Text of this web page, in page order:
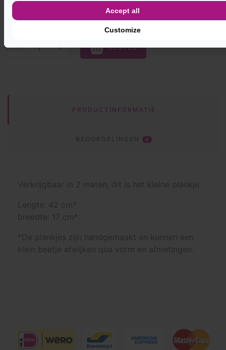
hapjesplank of om een leuk glutenvrij kadopakket mee
te maken!
- + BESTEL
PRODUCTINFORMATIE
BEOORDELINGEN 0
Customize
Accept all